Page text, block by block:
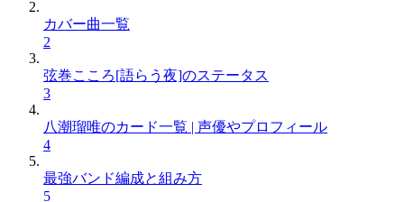
カバー曲一覧
2
弦巻こころ[語らう夜]のステータス
3
八潮瑠唯のカード一覧 | 声優やプロフィール
4
最強バンド編成と組み方
5